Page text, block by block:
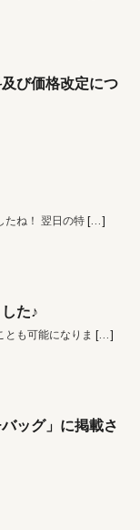
及び価格改定につ
たね！ 翌日の特 […]
た♪
とも可能になりま […]
ッグ」に掲載さ